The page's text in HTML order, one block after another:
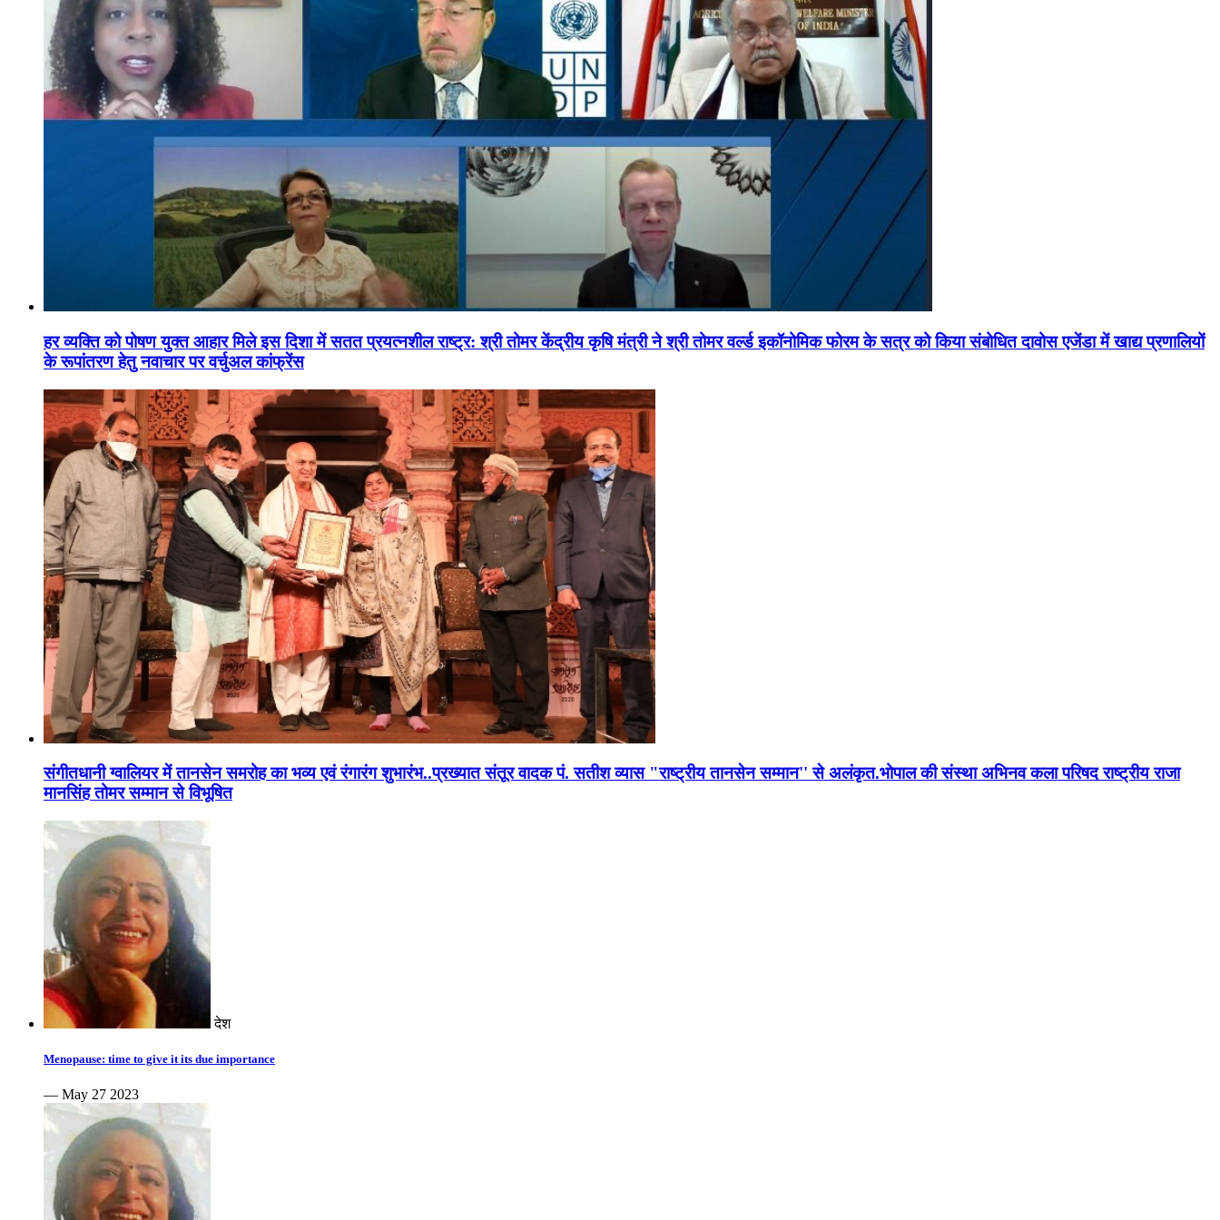
हर व्यक्ति को पोषण युक्त आहार मिले इस दिशा में सतत प्रयत्नशील राष्ट्र: श्री तोमर केंद्रीय कृषि मंत्री ने श्री तोमर वर्ल्ड इकॉनोमिक फोरम के सत्र को किया संबोधित दावोस एजेंडा में खाद्य प्रणालियों
के रूपांतरण हेतु नवाचार पर वर्चुअल कांफ्रेंस
संगीतधानी ग्वालियर में तानसेन समरोह का भव्य एवं रंगारंग शुभारंभ..प्रख्यात संतूर वादक पं. सतीश व्यास "राष्ट्रीय तानसेन सम्मान'' से अलंकृत.भोपाल की संस्था अभिनव कला परिषद राष्ट्रीय राजा
मानसिंह तोमर सम्मान से विभूषित
देश
Menopause: time to give it its due importance
— May 27 2023